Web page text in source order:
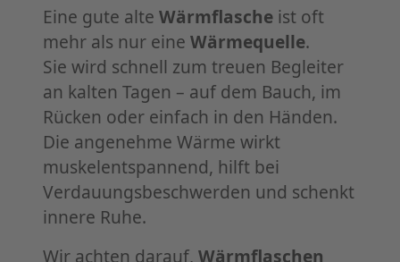
Eine gute alte Wärmflasche ist oft
mehr als nur eine Wärmequelle.
Sie wird schnell zum treuen Begleiter
an kalten Tagen – auf dem Bauch, im
Rücken oder einfach in den Händen.
Die angenehme Wärme wirkt
muskelentspannend, hilft bei
Verdauungsbeschwerden und schenkt
innere Ruhe.
Wir achten darauf, Wärmflaschen